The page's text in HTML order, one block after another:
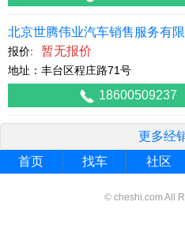
北京世腾伟业汽车销售服务有限
报价: 暂无报价
地址：丰台区程庄路71号
18600509237
更多经
首页
找车 社区
© cheshi.com All